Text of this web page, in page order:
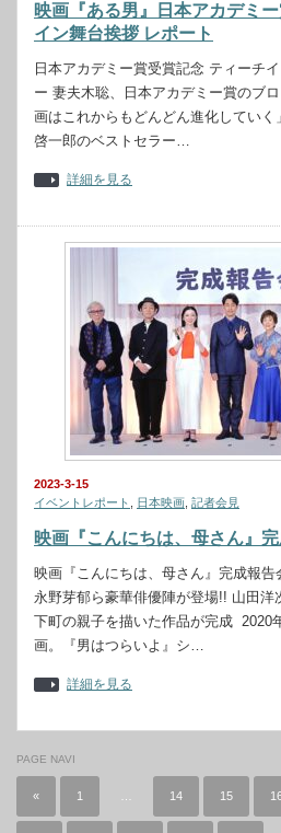
映画『ある男』日本アカデミ
イン舞台挨拶 レポート
日本アカデミー賞受賞記念 ティーチ
ー 妻夫木聡、日本アカデミー賞のブ
画はこれからもどんどん進化してい
啓一郎のベストセラー…
詳細を見る
2023-3-15
イベントレポート
日本映画 記者会見
映画『こんにちは、母さん』
映画『こんにちは、母さん』完成報告
永野芽郁ら豪華俳優陣が登場!! 山田洋
下町の親子を描いた作品が完成 2020
画。『男はつらいよ』シ…
詳細を見る
PAGE NAVI
« 1 14 15